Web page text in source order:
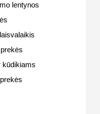
lentynos
kūdikiams